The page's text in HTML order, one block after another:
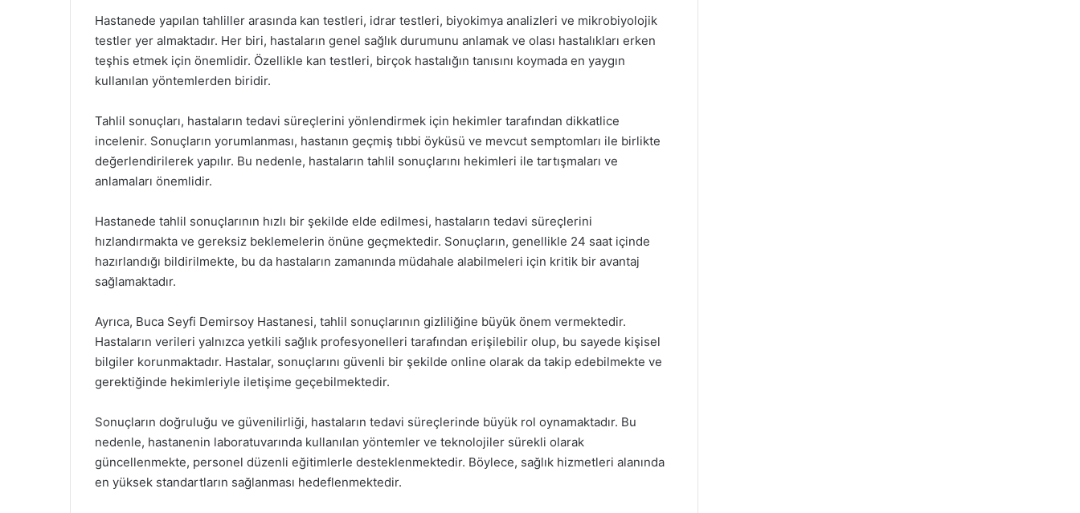
Hastanede yapılan tahliller arasında kan testleri, idrar testleri, biyokimya analizleri ve mikrobiyolojik
testler yer almaktadır. Her biri, hastaların genel sağlık durumunu anlamak ve olası hastalıkları erken
teşhis etmek için önemlidir. Özellikle kan testleri, birçok hastalığın tanısını koymada en yaygın
kullanılan yöntemlerden biridir.
Tahlil sonuçları, hastaların tedavi süreçlerini yönlendirmek için hekimler tarafından dikkatlice
incelenir. Sonuçların yorumlanması, hastanın geçmiş tıbbi öyküsü ve mevcut semptomları ile birlikte
değerlendirilerek yapılır. Bu nedenle, hastaların tahlil sonuçlarını hekimleri ile tartışmaları ve
anlamaları önemlidir.
Hastanede tahlil sonuçlarının hızlı bir şekilde elde edilmesi, hastaların tedavi süreçlerini
hızlandırmakta ve gereksiz beklemelerin önüne geçmektedir. Sonuçların, genellikle 24 saat içinde
hazırlandığı bildirilmekte, bu da hastaların zamanında müdahale alabilmeleri için kritik bir avantaj
sağlamaktadır.
Ayrıca, Buca Seyfi Demirsoy Hastanesi, tahlil sonuçlarının gizliliğine büyük önem vermektedir.
Hastaların verileri yalnızca yetkili sağlık profesyonelleri tarafından erişilebilir olup, bu sayede kişisel
bilgiler korunmaktadır. Hastalar, sonuçlarını güvenli bir şekilde online olarak da takip edebilmekte ve
gerektiğinde hekimleriyle iletişime geçebilmektedir.
Sonuçların doğruluğu ve güvenilirliği, hastaların tedavi süreçlerinde büyük rol oynamaktadır. Bu
nedenle, hastanenin laboratuvarında kullanılan yöntemler ve teknolojiler sürekli olarak
güncellenmekte, personel düzenli eğitimlerle desteklenmektedir. Böylece, sağlık hizmetleri alanında
en yüksek standartların sağlanması hedeflenmektedir.